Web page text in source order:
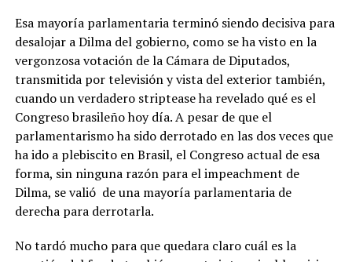
Esa mayoría parlamentaria terminó siendo decisiva para
desalojar a Dilma del gobierno, como se ha visto en la
vergonzosa votación de la Cámara de Diputados,
transmitida por televisión y vista del exterior también,
cuando un verdadero striptease ha revelado qué es el
Congreso brasileño hoy día. A pesar de que el
parlamentarismo ha sido derrotado en las dos veces que
ha ido a plebiscito en Brasil, el Congreso actual de esa
forma, sin ninguna razón para el impeachment de
Dilma, se valió de una mayoría parlamentaria de
derecha para derrotarla.
No tardó mucho para que quedara claro cuál es la